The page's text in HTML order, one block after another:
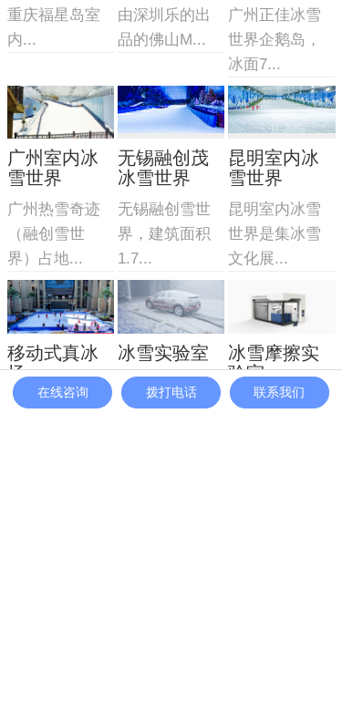
重庆福星岛室
内...
由深圳乐的出
品的佛山M...
广州正佳冰雪
世界企鹅岛，
冰面7...
广州室内冰
雪世界
广州热雪奇迹
（融创雪世
界）占地...
无锡融创茂
冰雪世界
无锡融创雪世
界，建筑面积
1.7...
昆明室内冰
雪世界
昆明室内冰雪
世界是集冰雪
文化展...
移动式真冰
场
移动式真冰场/
冰雪实验室
冰雪实验室/风
洞造雪系统
冰雪摩擦实
验室
该实验室由三
在线咨询 拨打电话 联系我们